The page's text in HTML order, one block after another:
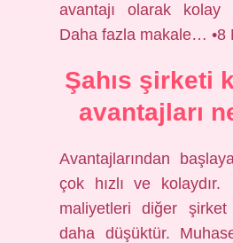
avantajı olarak kolay
Daha fazla makale… •8
Şahıs şirketi
avantajları
Avantajlarından
çok hızlı ve kolaydır.
maliyetleri diğer
daha düşüktür.